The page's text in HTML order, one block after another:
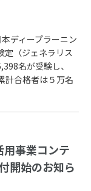
ディープラーニン
定（ジェネラリス
名が受験し、
計合格者は５万名
用事業コンテ
開始のお知ら